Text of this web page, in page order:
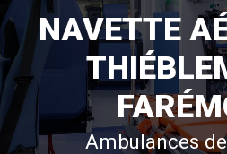
NAVETTE
Ambulances